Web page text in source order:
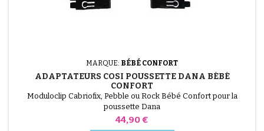
MARQUE: BÉBÉ CONFORT
ADAPTATEURS COSI POUSSETTE DANA BÉBÉ
CONFORT
Moduloclip Cabriofix, Pebble ou Rock Bébé Confort pour la
poussette Dana
Prix
44,90 €